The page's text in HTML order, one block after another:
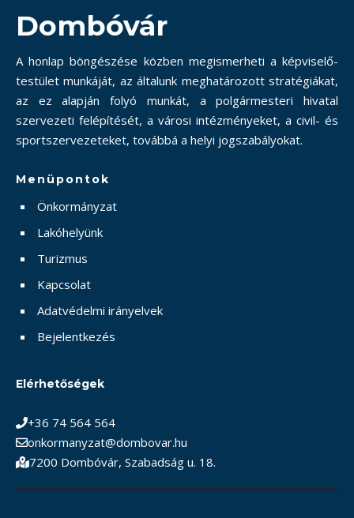
Dombóvár
A honlap böngészése közben megismerheti a képviselő-
testület munkáját, az általunk meghatározott stratégiákat,
az ez alapján folyó munkát, a polgármesteri hivatal
szervezeti felépítését, a városi intézményeket, a civil- és
sportszervezeteket, továbbá a helyi jogszabályokat.
Menüpontok
Önkormányzat
Lakóhelyünk
Turizmus
Kapcsolat
Adatvédelmi irányelvek
Bejelentkezés
Elérhetőségek
+36 74 564 564
onkormanyzat@dombovar.hu
7200 Dombóvár, Szabadság u. 18.